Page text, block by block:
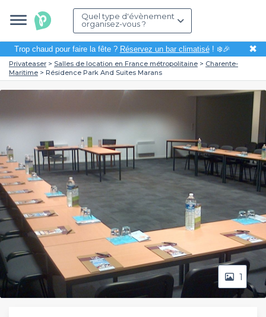
Quel type d'évènement
organisez-vous ?
Trop chaud pour faire la fête ? Réservez un bar climatisé! ❄️🎉 ✖
Privateaser Salles de location en France métropolitaine
Charente-
Maritime
Résidence Park And Suites Marans
1